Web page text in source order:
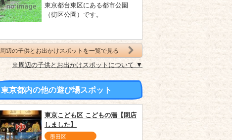
東京都台東区にある都市公園
（街区公園）です。
周辺の子供とお出かけスポットを一覧で見る
※周辺の子供とお出かけスポットについて ▼
東京都内の他の遊び場スポット
東京こども区 こどもの湯【閉店
しました】
墨田区